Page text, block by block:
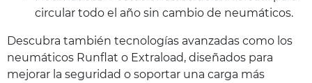
circular todo el año sin cambio de neumáticos.
Descubra también tecnologías avanzadas como los
neumáticos Runflat o Extraload, diseñados para
mejorar la seguridad o soportar una carga más